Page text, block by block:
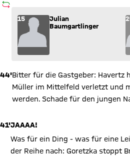
AUSWECHSLUNG
Wechsel: Julian Baumgartlinger
15
Julian
Baumgartlinger
44'Bitter für die Gastgeber:
Müller im Mittelfeld verletzt und
werden. Schade für den jungen
41'JAAAA!
Was für ein Ding - was für eine
der Reihe nach: Goretzka stoppt